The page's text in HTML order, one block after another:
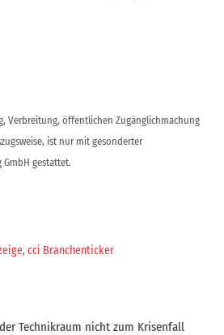
Verbreitung, öffentlichen Zugänglichmachung
ist nur mit gesonderter
GmbH gestattet.
,cci Branchenticker
Technikraum nicht zum Krisenfall